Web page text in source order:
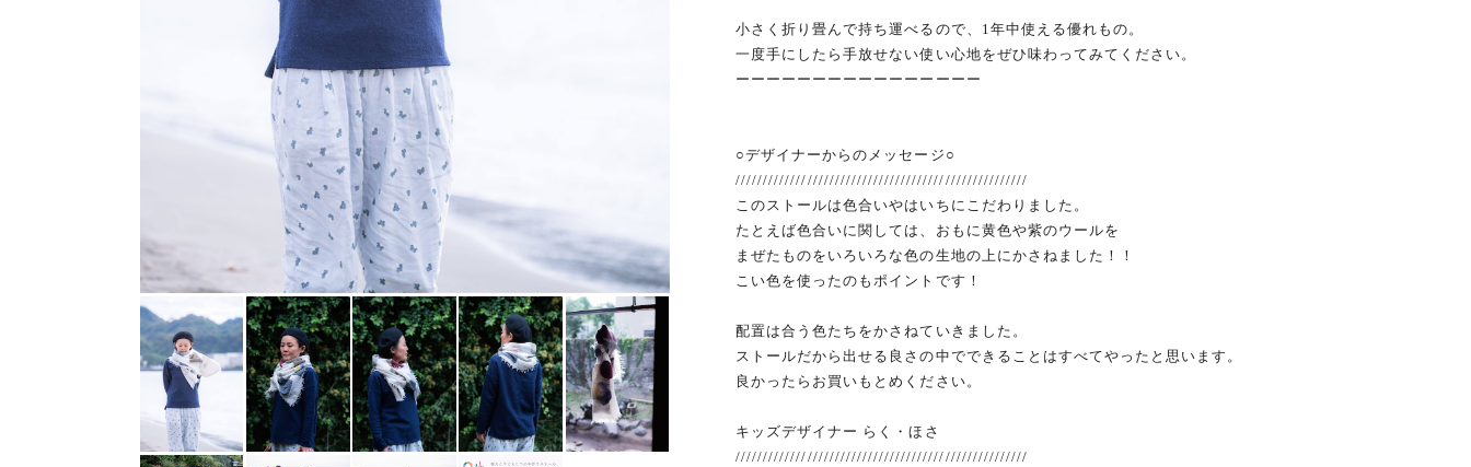
小さく折り畳んで持ち運べるので、1年中使える優れもの。
一度手にしたら手放せない使い心地をぜひ味わってみてください。
ーーーーーーーーーーーーーーーー
○デザイナーからのメッセージ○
/////////////////////////////////////////////////////
このストールは色合いやはいちにこだわりました。
たとえば色合いに関しては、おもに黄色や紫のウールを
まぜたものをいろいろな色の生地の上にかさねました！！
こい色を使ったのもポイントです！
配置は合う色たちをかさねていきました。
ストールだから出せる良さの中でできることはすべてやったと思います。
良かったらお買いもとめください。
キッズデザイナー らく・ほさ
/////////////////////////////////////////////////////